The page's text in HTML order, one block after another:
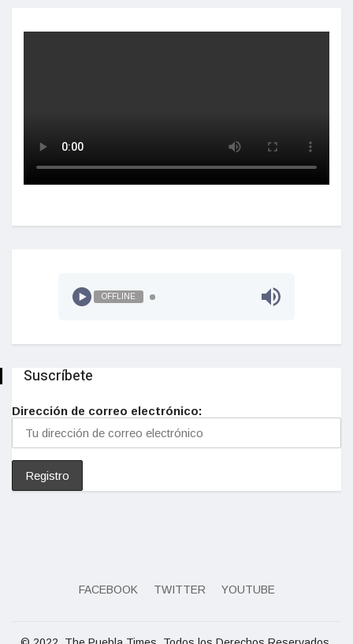
OFFLINE
Suscríbete
Dirección de correo electrónico:
FACEBOOK TWITTER YOUTUBE